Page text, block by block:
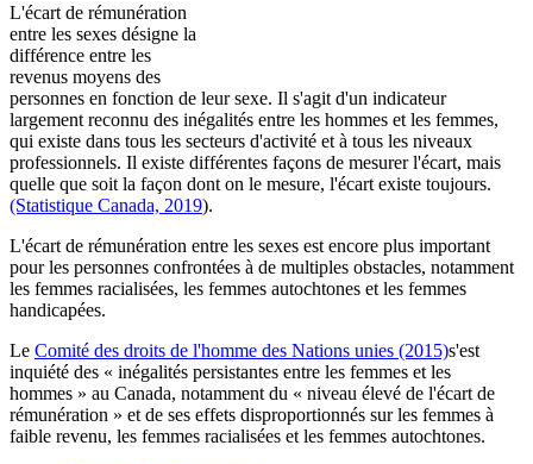
L'écart de rémunération
entre les sexes désigne la
différence entre les
revenus moyens des
personnes en fonction de leur sexe. Il s'agit d'un indicateur
largement reconnu des inégalités entre les hommes et les femmes,
qui existe dans tous les secteurs d'activité et à tous les niveaux
professionnels. Il existe différentes façons de mesurer l'écart, mais
quelle que soit la façon dont on le mesure, l'écart existe toujours.
(Statistique Canada, 2019).
L'écart de rémunération entre les sexes est encore plus important
pour les personnes confrontées à de multiples obstacles, notamment
les femmes racialisées, les femmes autochtones et les femmes
handicapées.
Le Comité des droits de l'homme des Nations unies (2015)s'est
inquiété des « inégalités persistantes entre les femmes et les
hommes » au Canada, notamment du « niveau élevé de l'écart de
rémunération » et de ses effets disproportionnés sur les femmes à
faible revenu, les femmes racialisées et les femmes autochtones.